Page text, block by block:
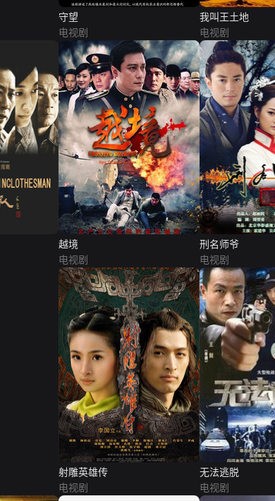
守望
电视剧
我叫王土地
电视剧
越境
电视剧
刑名师爷
电视剧
射雕英雄传
电视剧
无法逃脱
电视剧